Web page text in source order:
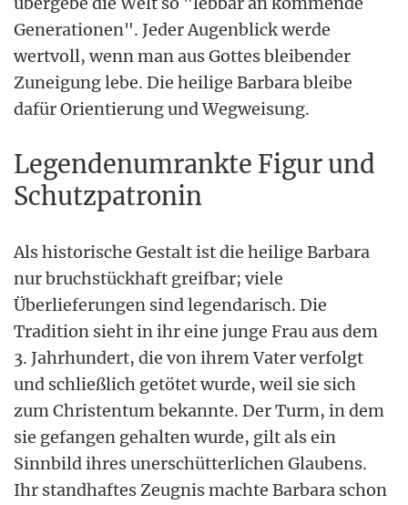
Generationen". Jeder Augenblick werde
wertvoll, wenn man aus Gottes bleibender
Zuneigung lebe. Die heilige Barbara bleibe
dafür Orientierung und Wegweisung.
Legendenumrankte Figur und
Schutzpatronin
Als historische Gestalt ist die heilige Barbara
nur bruchstückhaft greifbar; viele
Überlieferungen sind legendarisch. Die
Tradition sieht in ihr eine junge Frau aus dem
3. Jahrhundert, die von ihrem Vater verfolgt
und schließlich getötet wurde, weil sie sich
zum Christentum bekannte. Der Turm, in dem
sie gefangen gehalten wurde, gilt als ein
Sinnbild ihres unerschütterlichen Glaubens.
Ihr standhaftes Zeugnis machte Barbara schon